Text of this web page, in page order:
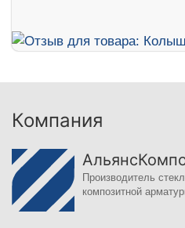
Компания
Производитель
композитной